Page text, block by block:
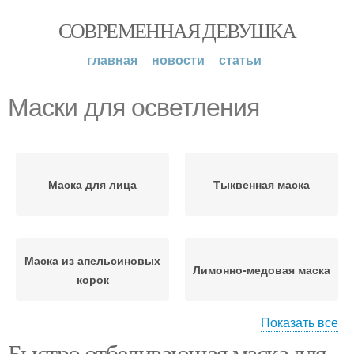
СОВРЕМЕННАЯ ДЕВУШКА
главная новости статьи
Маски для осветления
Маска для лица Тыквенная маска
Маска из апельсиновых
корок
Лимонно-медовая маска
Цитрусово-яичная
Показать все